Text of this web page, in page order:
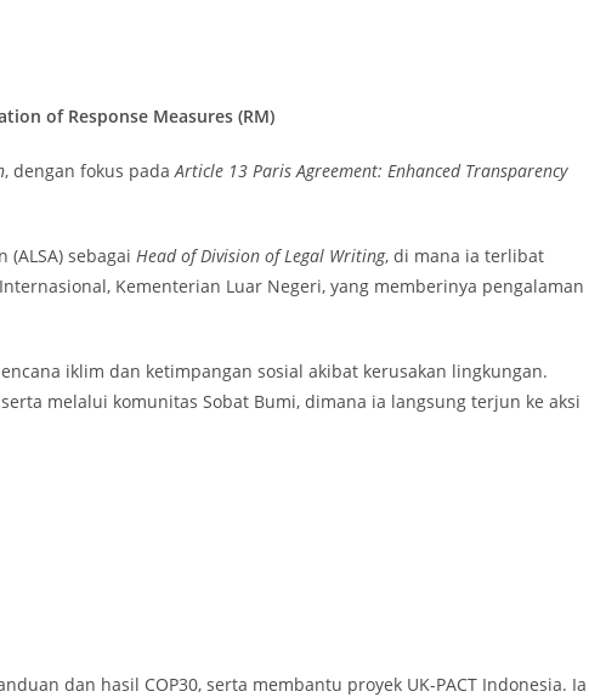
of Response Measures (RM)
, dengan fokus padaArticle 13 Paris Agreement: Enhanced Transparency
sebagai Head of Division of Legal Writing, di mana ia terlibat
Kementerian Luar Negeri, yang memberinya pengalaman
iklim dan ketimpangan sosial akibat kerusakan lingkungan.
melalui komunitas Sobat Bumi, dimana ia langsung terjun ke aksi
dan hasil COP30, serta membantu proyek UK-PACT Indonesia. Ia